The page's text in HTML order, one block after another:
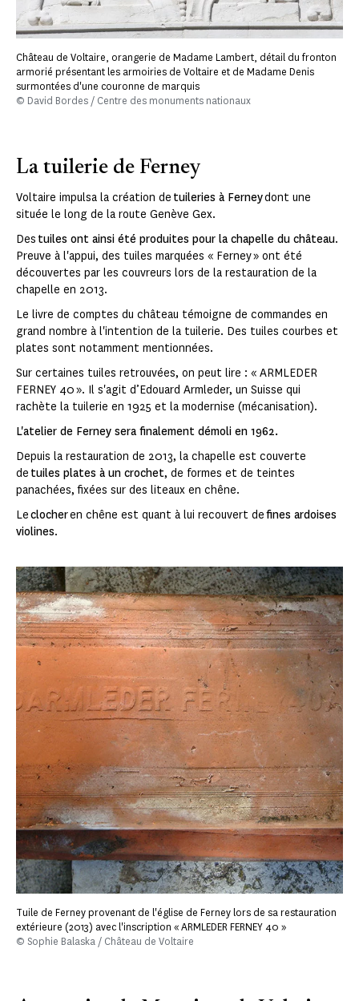
Château de Voltaire, orangerie de Madame Lambert, détail du fronton
armorié présentant les armoiries de Voltaire et de Madame Denis
surmontées d'une couronne de marquis
© David Bordes / Centre des monuments nationaux
La tuilerie de Ferney
Voltaire impulsa la création de tuileries à Ferneydont une
située le long de la route Genève Gex.
Des tuiles ont ainsi été produites pour la chapelle du château.
Preuve à l'appui, des tuiles marquées « Ferney » ont été
découvertes par les couvreurs lors de la restauration de la
chapelle en 2013.
Le livre de comptes du château témoigne de commandes en
grand nombre à l'intention de la tuilerie. Des tuiles courbes et
plates sont notamment mentionnées.
Sur certaines tuiles retrouvées, on peut lire : « ARMLEDER
FERNEY 40 ». Il s'agit d’Edouard Armleder, un Suisse qui
rachète la tuilerie en 1925 et la modernise (mécanisation).
L'atelier de Ferney sera finalement démoli en 1962.
Depuis la restauration de 2013, la chapelle est couverte
de tuiles plates à un crochet, de formes et de teintes
panachées, fixées sur des liteaux en chêne.
Leclocheren chêne est quant à lui recouvert defines ardoises
violines.
Tuile de Ferney provenant de l'église de Ferney lors de sa restauration
extérieure (2013) avec l'inscription « ARMLEDER FERNEY 40 »
© Sophie Balaska / Château de Voltaire